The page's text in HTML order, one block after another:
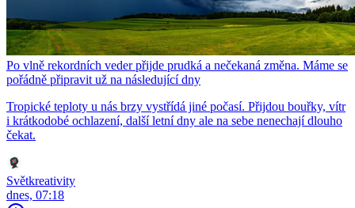
Po vlně rekordních veder přijde prudká a nečekaná změna. Máme se
pořádně připravit už na následující dny
Tropické teploty u nás brzy vystřídá jiné počasí. Přijdou bouřky, vítr
i krátkodobé ochlazení, další letní dny ale na sebe nenechají dlouho
čekat.
Světkreativity
dnes, 07:18